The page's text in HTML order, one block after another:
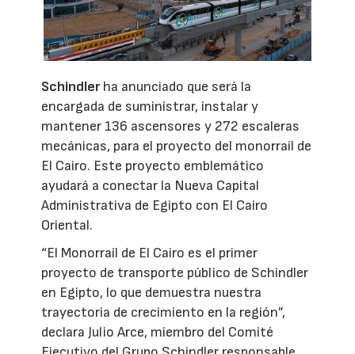
Schindlerha anunciado que será la
encargada de suministrar, instalar y
mantener 136 ascensores y 272 escaleras
mecánicas, para el proyecto del monorraíl de
El Cairo. Este proyecto emblemático
ayudará a conectar la Nueva Capital
Administrativa de Egipto con El Cairo
Oriental.
“El Monorraíl de El Cairo es el primer
proyecto de transporte público de Schindler
en Egipto, lo que demuestra nuestra
trayectoria de crecimiento en la región”,
declara Julio Arce, miembro del Comité